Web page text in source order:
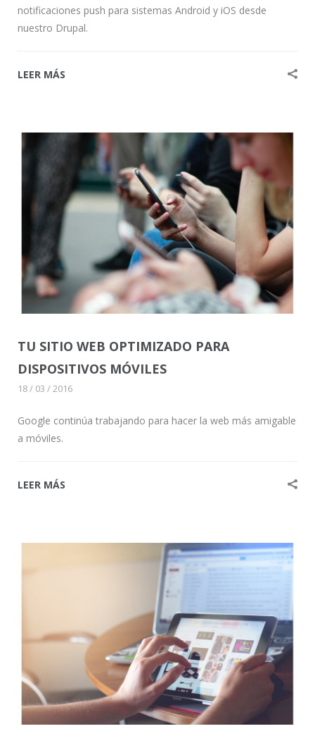
notificaciones push para sistemas Android y iOS desde
nuestro Drupal.
LEER MÁS
TU SITIO WEB OPTIMIZADO PARA
DISPOSITIVOS MÓVILES
18 / 03 / 2016
Google continúa trabajando para hacer la web más amigable
a móviles.
LEER MÁS